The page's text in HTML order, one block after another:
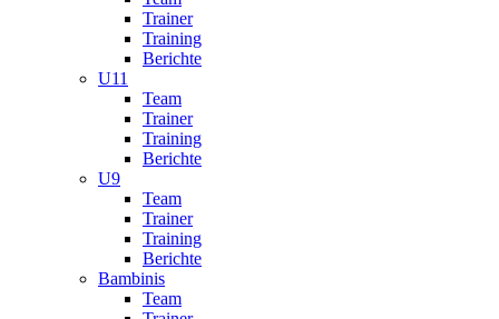
Trainer
Training
Berichte
U11
Team
Trainer
Training
Berichte
U9
Team
Trainer
Training
Berichte
Bambinis
Team